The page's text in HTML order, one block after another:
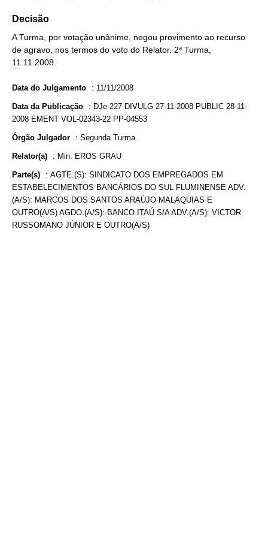
Decisão
A Turma, por votação unânime, negou provimento ao recurso
de agravo, nos termos do voto do Relator. 2ª Turma,
11.11.2008.
Data do Julgamento : 11/11/2008
Data da Publicação : DJe-227 DIVULG 27-11-2008 PUBLIC 28-11-
2008 EMENT VOL-02343-22 PP-04553
Órgão Julgador : Segunda Turma
Relator(a) : Min. EROS GRAU
Parte(s) : AGTE.(S): SINDICATO DOS EMPREGADOS EM
ESTABELECIMENTOS BANCÁRIOS DO SUL FLUMINENSE ADV.
(A/S): MARCOS DOS SANTOS ARAÚJO MALAQUIAS E
OUTRO(A/S) AGDO.(A/S): BANCO ITAÚ S/A ADV.(A/S): VICTOR
RUSSOMANO JÚNIOR E OUTRO(A/S)